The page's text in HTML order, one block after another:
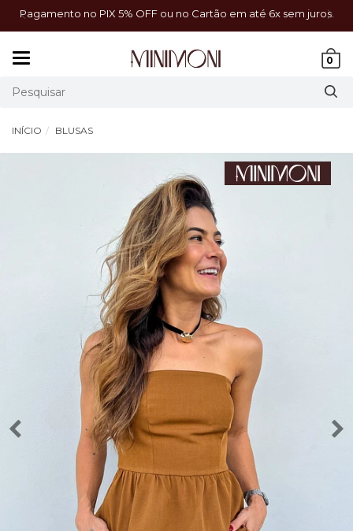
Pagamento no PIX 5% OFF ou no Cartão em até 6x sem juros.
0
INÍCIO BLUSAS